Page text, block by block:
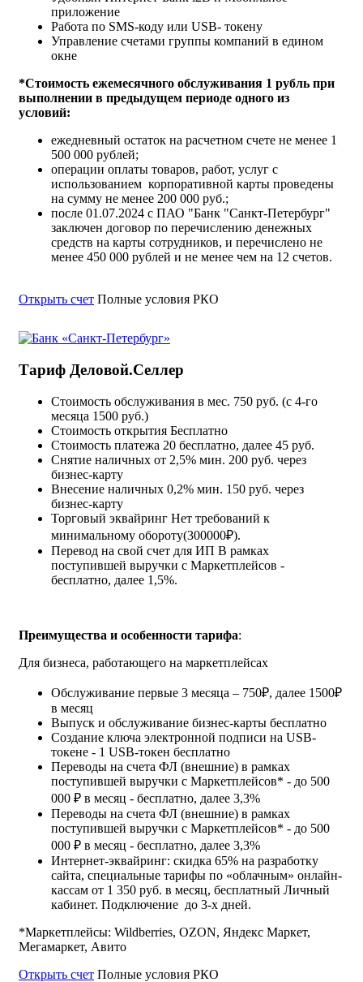
приложение
Работа по SMS-коду или USB- токену
Управление счетами группы компаний в едином
окне
*Стоимость ежемесячного обслуживания 1 рубль при
выполнении в предыдущем периоде одного из
условий:
ежедневный остаток на расчетном счете не менее 1
500 000 рублей;
операции оплаты товаров, работ, услуг с
использованием корпоративной карты проведены
на сумму не менее 200 000 руб.;
после 01.07.2024 с ПАО "Банк "Санкт-Петербург"
заключен договор по перечислению денежных
средств на карты сотрудников, и перечислено не
менее 450 000 рублей и не менее чем на 12 счетов.
Открыть счет Полные условия РКО
Тариф Деловой.Селлер
Стоимость обслуживания в мес. 750 руб. (с 4-го
месяца 1500 руб.)
Стоимость открытия Бесплатно
Стоимость платежа 20 бесплатно, далее 45 руб.
Снятие наличных от 2,5% мин. 200 руб. через
бизнес-карту
Внесение наличных 0,2% мин. 150 руб. через
бизнес-карту
Торговый эквайринг Нет требований к
минимальному обороту(300000₽).
Перевод на свой счет для ИП В рамках
поступившей выручки с Маркетплейсов -
бесплатно, далее 1,5%.
Преимущества и особенности тарифа:
Для бизнеса, работающего на маркетплейсах
Обслуживание первые 3 месяца – 750₽, далее 1500₽
в месяц
Выпуск и обслуживание бизнес-карты бесплатно
Создание ключа электронной подписи на USB-
токене - 1 USB-токен бесплатно
Переводы на счета ФЛ (внешние) в рамках
поступившей выручки с Маркетплейсов* - до 500
000 ₽ в месяц - бесплатно, далее 3,3%
Переводы на счета ФЛ (внешние) в рамках
поступившей выручки с Маркетплейсов* - до 500
000 ₽ в месяц - бесплатно, далее 3,3%
Интернет-эквайринг: скидка 65% на разработку
сайта, специальные тарифы по «облачным» онлайн-
кассам от 1 350 руб. в месяц, бесплатный Личный
кабинет. Подключение до 3-х дней.
*Маркетплейсы: Wildberries, OZON, Яндекс Маркет,
Мегамаркет, Авито
Открыть счет Полные условия РКО